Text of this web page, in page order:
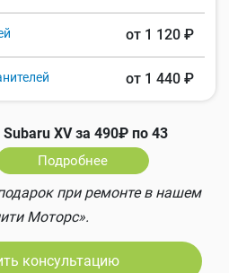
от 1 120 ₽
от 1 440 ₽
XV за 490₽ по 43
Подробнее
при ремонте в нашем
Моторс».
консультацию